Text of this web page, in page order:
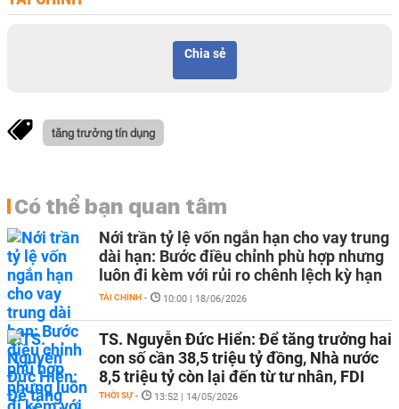
Chia sẻ
tăng trưởng tín dụng
Có thể bạn quan tâm
Nới trần tỷ lệ vốn ngắn hạn cho vay trung
dài hạn: Bước điều chỉnh phù hợp nhưng
luôn đi kèm với rủi ro chênh lệch kỳ hạn
TÀI CHÍNH - 10:00 | 18/06/2026
TS. Nguyễn Đức Hiển: Để tăng trưởng hai
con số cần 38,5 triệu tỷ đồng, Nhà nước
8,5 triệu tỷ còn lại đến từ tư nhân, FDI
THỜI SỰ - 13:52 | 14/05/2026